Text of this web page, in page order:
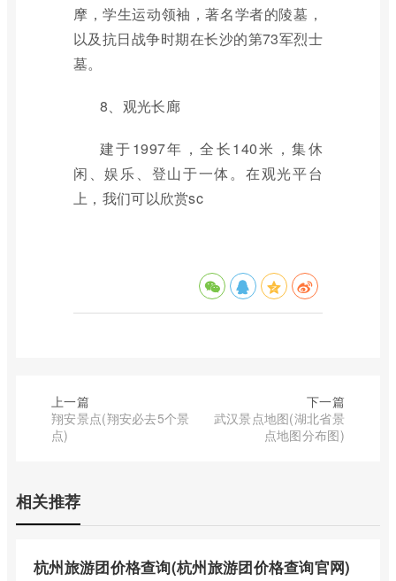
摩，学生运动领袖，著名学者的陵墓，
以及抗日战争时期在长沙的第73军烈士
墓。
8、观光长廊
建于1997年，全长140米，集休
闲、娱乐、登山于一体。在观光平台
上，我们可以欣赏sc
上一篇
翔安景点(翔安必去5个景
点)
下一篇
武汉景点地图(湖北省景
点地图分布图)
相关推荐
杭州旅游团价格查询(杭州旅游团价格查询官网)